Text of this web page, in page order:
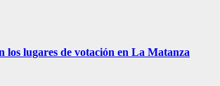
lugares de votación en La Matanza